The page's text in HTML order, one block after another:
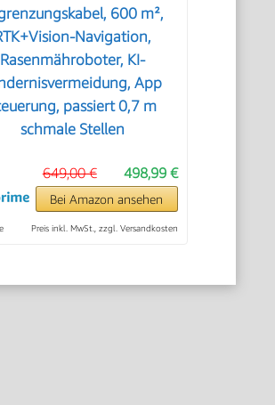
600 m²,
Navigation,
Rasenmähroboter, KI-
App
passiert 0,7 m
schmale Stellen
498,99 €
649,00 €
Bei Amazon ansehen
Preis inkl. MwSt., zzgl. Versandkosten